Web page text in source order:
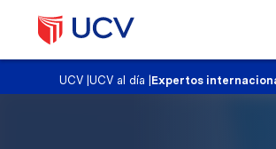
UCV |UCV al día Expertos